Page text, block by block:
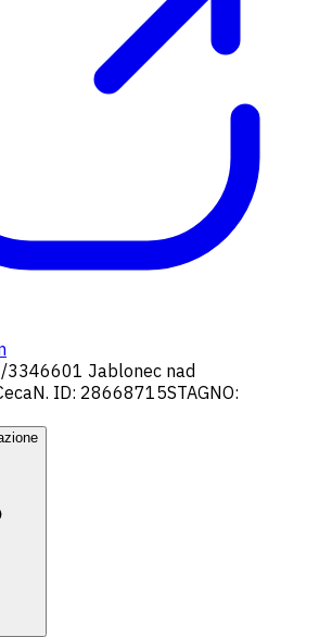
3346601 Jablonec nad
N. ID: 28668715STAGNO: